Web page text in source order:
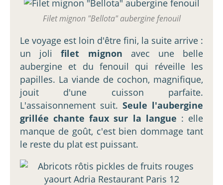
Filet mignon "Bellota" aubergine fenouil
Le voyage est loin d'être fini, la suite arrive :
un jolifilet mignon avec une belle
aubergine et du fenouil qui réveille les
papilles. La viande de cochon, magnifique,
jouit d'une cuisson parfaite.
L'assaisonnement suit. Seule l'aubergine
grillée chante faux sur la langue : elle
manque de goût, c'est bien dommage tant
le reste du plat est puissant.